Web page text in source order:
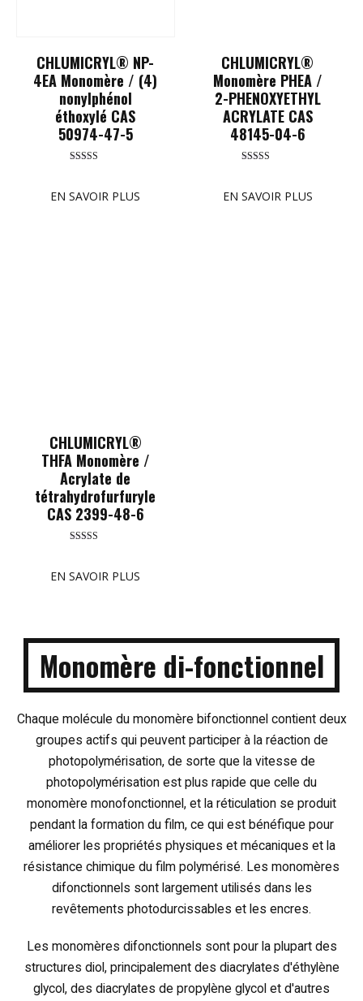
CHLUMICRYL® NP-
4EA Monomère / (4)
nonylphénol
éthoxylé CAS
50974-47-5
out of 5
EN SAVOIR PLUS
CHLUMICRYL®
Monomère PHEA /
2-PHENOXYETHYL
ACRYLATE CAS
48145-04-6
out of 5
EN SAVOIR PLUS
CHLUMICRYL®
THFA Monomère /
Acrylate de
tétrahydrofurfuryle
CAS 2399-48-6
out of 5
EN SAVOIR PLUS
Monomère di-fonctionnel
Chaque molécule du monomère bifonctionnel contient deux
groupes actifs qui peuvent participer à la réaction de
photopolymérisation, de sorte que la vitesse de
photopolymérisation est plus rapide que celle du
monomère monofonctionnel, et la réticulation se produit
pendant la formation du film, ce qui est bénéfique pour
améliorer les propriétés physiques et mécaniques et la
résistance chimique du film polymérisé. Les monomères
difonctionnels sont largement utilisés dans les
revêtements photodurcissables et les encres.
Les monomères difonctionnels sont pour la plupart des
structures diol, principalement des diacrylates d'éthylène
glycol, des diacrylates de propylène glycol et d'autres